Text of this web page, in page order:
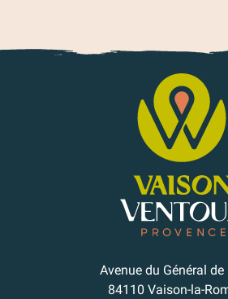
Avenue du Général de
84110 Vaison-la-